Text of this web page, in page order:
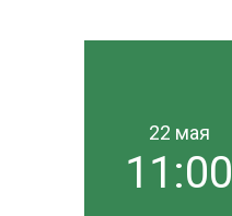
22 мая
11:00